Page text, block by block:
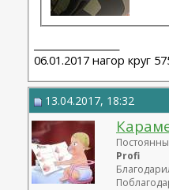
06.01.2017 нагор круг
13.04.2017, 18:32
Profi